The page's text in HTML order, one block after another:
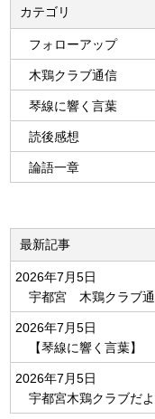
カテゴリ
フォローアップ
木鶏クラブ通信
琴線に響く言葉
読後感想
論語一章
最新記事
2026年7月5日
宇都宮 木鶏クラブ
2026年7月5日
【琴線に響く言葉】
2026年7月5日
宇都宮木鶏クラブだ